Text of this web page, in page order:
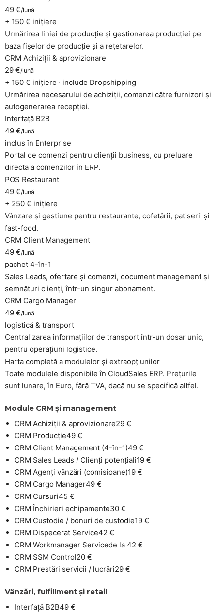
49 €/lună
+ 150 € inițiere
Urmărirea liniei de producție și gestionarea producției pe
baza fișelor de producție și a rețetarelor.
CRM Achiziții & aprovizionare
29 €/lună
+ 150 € inițiere · include Dropshipping
Urmărirea necesarului de achiziții, comenzi către furnizori și
autogenerarea recepției.
Interfață B2B
49 €/lună
inclus în Enterprise
Portal de comenzi pentru clienții business, cu preluare
directă a comenzilor în ERP.
POS Restaurant
49 €/lună
+ 250 € inițiere
Vânzare și gestiune pentru restaurante, cofetării, patiserii și
fast-food.
CRM Client Management
49 €/lună
pachet 4-în-1
Sales Leads, ofertare și comenzi, document management și
semnături clienți, într-un singur abonament.
CRM Cargo Manager
49 €/lună
logistică & transport
Centralizarea informațiilor de transport într-un dosar unic,
pentru operațiuni logistice.
Harta completă a modulelor și extraopțiunilor
Toate modulele disponibile în CloudSales ERP. Prețurile
sunt lunare, în Euro, fără TVA, dacă nu se specifică altfel.
Module CRM și management
CRM Achiziții & aprovizionare29 €
CRM Producție49 €
CRM Client Management (4-în-1)49 €
CRM Sales Leads / Clienți potențiali19 €
CRM Agenți vânzări (comisioane)19 €
CRM Cargo Manager49 €
CRM Cursuri45 €
CRM Închirieri echipamente30 €
CRM Custodie / bonuri de custodie19 €
CRM Dispecerat Service42 €
CRM Workmanager Servicede la 42 €
CRM SSM Control20 €
CRM Prestări servicii / lucrări29 €
Vânzări, fulfillment și retail
Interfață B2B49 €